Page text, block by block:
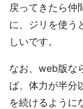
戻ってきたら仲
に、ジリを使う
しいです。
なお、web版な
ば、体力が半分
を続けるように